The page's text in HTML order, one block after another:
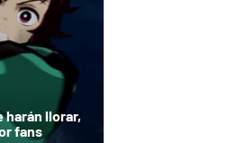
harán llorar,
fans